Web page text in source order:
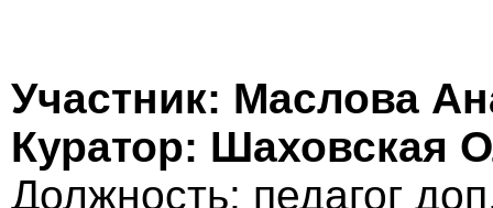
Участник: Маслова
Куратор: Шаховская
Должность: педагог